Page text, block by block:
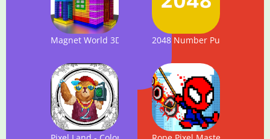
Magnet World 3D - Build by Number, Magnetic Balls
2048 Number Puzzle game